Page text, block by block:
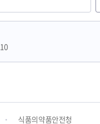
식품의약품안전청